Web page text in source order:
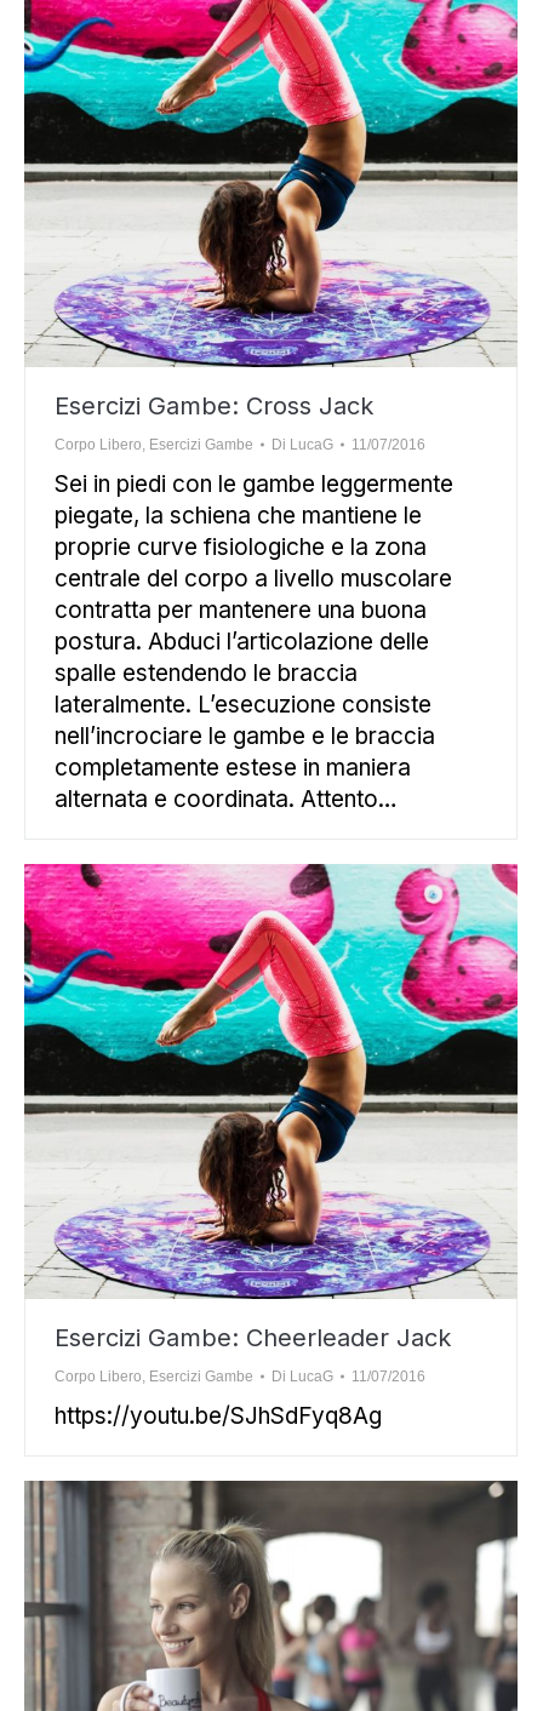
Esercizi Gambe: Cross Jack
Corpo Libero, Esercizi Gambe Di LucaG 11/07/2016
Sei in piedi con le gambe leggermente
piegate, la schiena che mantiene le
proprie curve fisiologiche e la zona
centrale del corpo a livello muscolare
contratta per mantenere una buona
postura. Abduci l’articolazione delle
spalle estendendo le braccia
lateralmente. L’esecuzione consiste
nell’incrociare le gambe e le braccia
completamente estese in maniera
alternata e coordinata. Attento…
Esercizi Gambe: Cheerleader Jack
Corpo Libero, Esercizi Gambe Di LucaG 11/07/2016
https://youtu.be/SJhSdFyq8Ag